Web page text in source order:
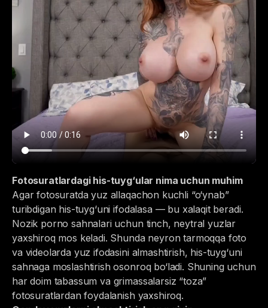
Fotosuratlardagi his-tuyg‘ular nima uchun muhim
Agar fotosuratda yuz allaqachon kuchli “o‘ynab”
turibdigan his-tuyg‘uni ifodalasa — bu xalaqit beradi.
Nozik porno sahnalari uchun tinch, neytral yuzlar
yaxshiroq mos keladi. Shunda neyron tarmoqqa foto
va videolarda yuz ifodasini almashtirish, his-tuyg‘uni
sahnaga moslashtirish osonroq bo‘ladi. Shuning uchun
har doim tabassum va grimassalarsiz “toza”
fotosuratlardan foydalanish yaxshiroq.